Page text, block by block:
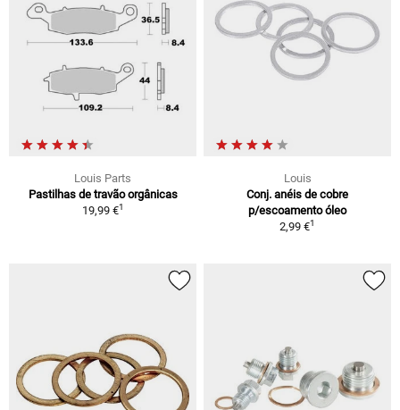
Louis Parts
Pastilhas de travão orgânicas
19,99 €1
Louis
Conj. anéis de cobre
p/escoamento óleo
2,99 €1